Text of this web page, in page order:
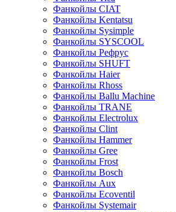
Фанкойлы CIAT
Фанкойлы Kentatsu
Фанкойлы Sysimple
Фанкойлы SYSCOOL
Фанкойлы Рефрус
Фанкойлы SHUFT
Фанкойлы Haier
Фанкойлы Rhoss
Фанкойлы Ballu Machine
Фанкойлы TRANE
Фанкойлы Electrolux
Фанкойлы Clint
Фанкойлы Hammer
Фанкойлы Gree
Фанкойлы Frost
Фанкойлы Bosch
Фанкойлы Aux
Фанкойлы Ecoventil
Фанкойлы Systemair